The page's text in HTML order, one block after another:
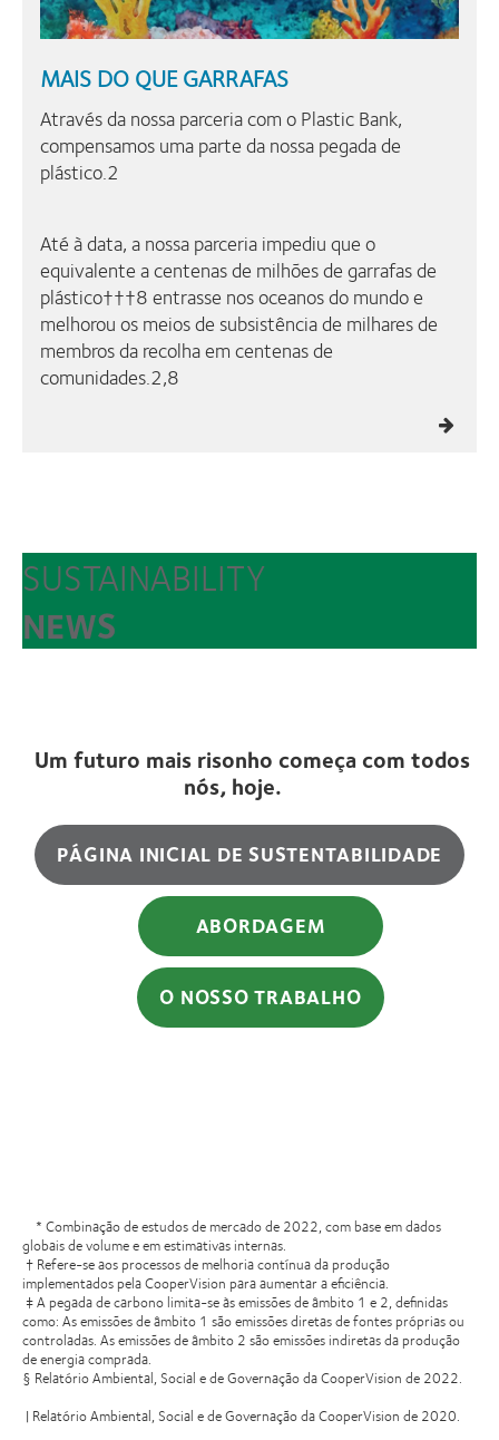
MAIS DO QUE GARRAFAS
Através da nossa parceria com o Plastic Bank,
compensamos uma parte da nossa pegada de
plástico.2
Até à data, a nossa parceria impediu que o
equivalente a centenas de milhões de garrafas de
plástico†††8 entrasse nos oceanos do mundo e
melhorou os meios de subsistência de milhares de
membros da recolha em centenas de
comunidades.2,8
SUSTAINABILITY
NEWS
Um futuro mais risonho começa com todos
nós, hoje.
PÁGINA INICIAL DE SUSTENTABILIDADE
ABORDAGEM
O NOSSO TRABALHO
* Combinação de estudos de mercado de 2022, com base em dados
globais de volume e em estimativas internas.
† Refere-se aos processos de melhoria contínua da produção
implementados pela CooperVision para aumentar a eficiência.
‡ A pegada de carbono limita-se às emissões de âmbito 1 e 2, definidas
como: As emissões de âmbito 1 são emissões diretas de fontes próprias ou
controladas. As emissões de âmbito 2 são emissões indiretas da produção
de energia comprada.
§ Relatório Ambiental, Social e de Governação da CooperVision de 2022.
| Relatório Ambiental, Social e de Governação da CooperVision de 2020.